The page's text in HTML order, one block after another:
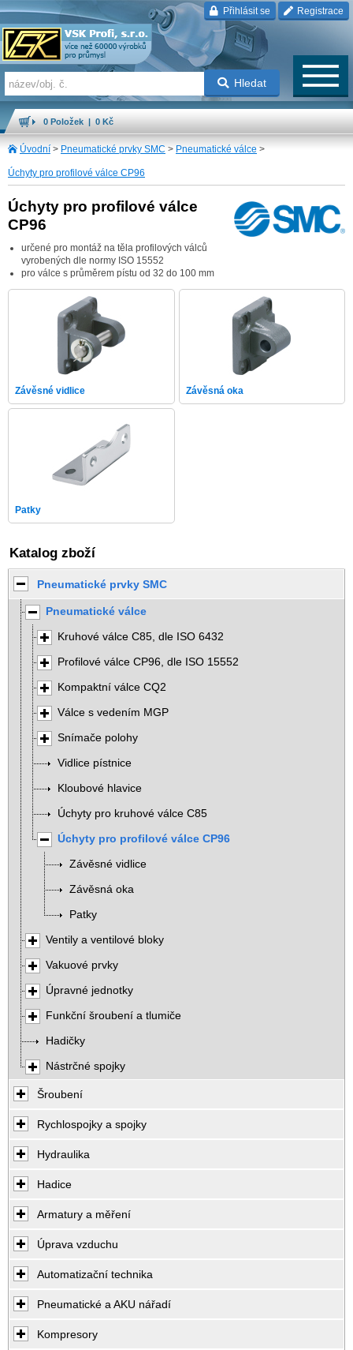
Přihlásit se Registrace
Hledat
0 Položek | 0 Kč
Úvodní > Pneumatické prvky SMC > Pneumatické válce >
Úchyty pro profilové válce CP96
Úchyty pro profilové válce
CP96
určené pro montáž na těla profilových válců
vyrobených dle normy ISO 15552
pro válce s průměrem pístu od 32 do 100 mm
Závěsné vidlice Závěsná oka
Patky
Katalog zboží
Pneumatické prvky SMC
Pneumatické válce
Kruhové válce C85, dle ISO 6432
Profilové válce CP96, dle ISO 15552
Kompaktní válce CQ2
Válce s vedením MGP
Snímače polohy
Vidlice pístnice
Kloubové hlavice
Úchyty pro kruhové válce C85
Úchyty pro profilové válce CP96
Závěsné vidlice
Závěsná oka
Patky
Ventily a ventilové bloky
Vakuové prvky
Úpravné jednotky
Funkční šroubení a tlumiče
Hadičky
Nástrčné spojky
Šroubení
Rychlospojky a spojky
Hydraulika
Hadice
Armatury a měření
Úprava vzduchu
Automatizační technika
Pneumatické a AKU nářadí
Kompresory